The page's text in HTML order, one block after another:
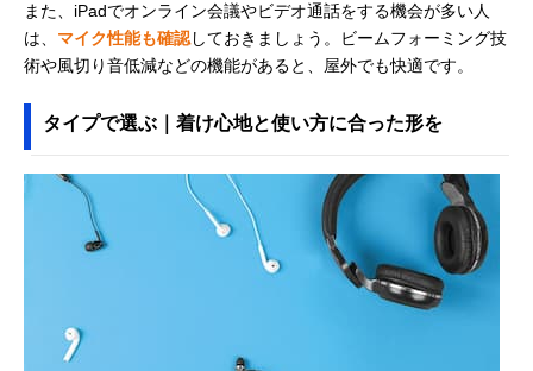
また、iPadでオンライン会議やビデオ通話をする機会が多い人
は、 マイク性能も確認しておきましょう。ビームフォーミング技
術や風切り音低減などの機能があると、屋外でも快適です。
タイプで選ぶ｜着け心地と使い方に合った形を